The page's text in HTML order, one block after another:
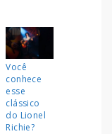
Você
conhece
esse
clássico
do Lionel
Richie?